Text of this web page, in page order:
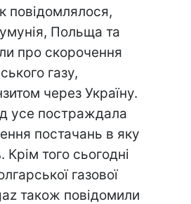
повідомлялося,
Польща та
про скорочення
газу,
через Україну.
усе постраждала
постачань в яку
того сьогодні
газової
також повідомили